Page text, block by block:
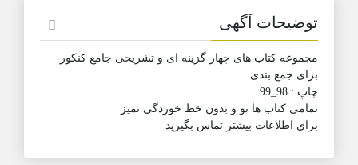
توضیحات آگهی
مجموعه کتاب های چهار گزینه ای و تشریحی جامع کنکور
برای جمع بندی
چاپ : 98_99
تمامی کتاب ها نو و بدون خط خوردگی تمیز
برای اطلاعات بیشتر تماس بگیرید